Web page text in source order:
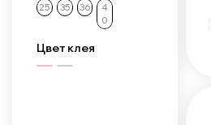
25 35 36
4
0
Цвет клея